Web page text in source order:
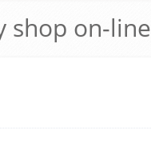
shop on-line